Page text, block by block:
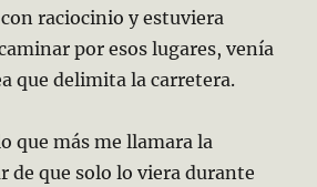
raciocinio y estuviera
por esos lugares, venía
que delimita la carretera.
que más me llamara la
de que solo lo viera durante